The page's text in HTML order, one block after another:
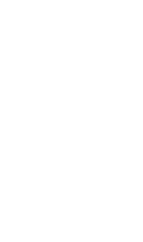
)โฟมอีพีอีสีดำ หนา5ซม.